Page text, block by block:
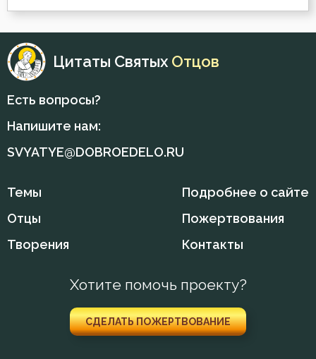
Духовная жизнь
Душа
Елеосвящение
Жизнь
Искушение
Цитаты Святых Отцов
Есть вопросы?
Напишите нам:
SVYATYE@DOBROEDELO.RU
Темы
Отцы
Творения
Подробнее о сайте
Пожертвования
Контакты
Хотите помочь проекту?
СДЕЛАТЬ ПОЖЕРТВОВАНИЕ